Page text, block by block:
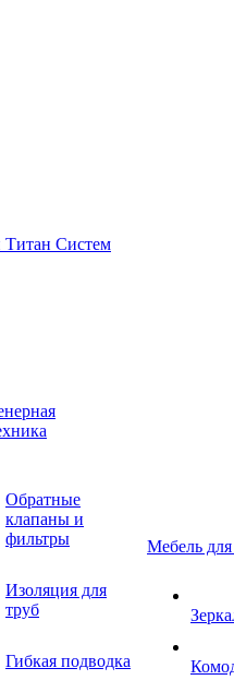
Обратные
клапаны и
фильтры
Изоляция для
труб
Гибкая подводка
Мебель